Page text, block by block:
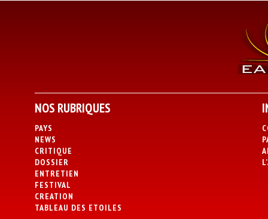
NOS RUBRIQUES
PAYS
NEWS
CRITIQUE
DOSSIER
ENTRETIEN
FESTIVAL
CREATION
TABLEAU DES ETOILES